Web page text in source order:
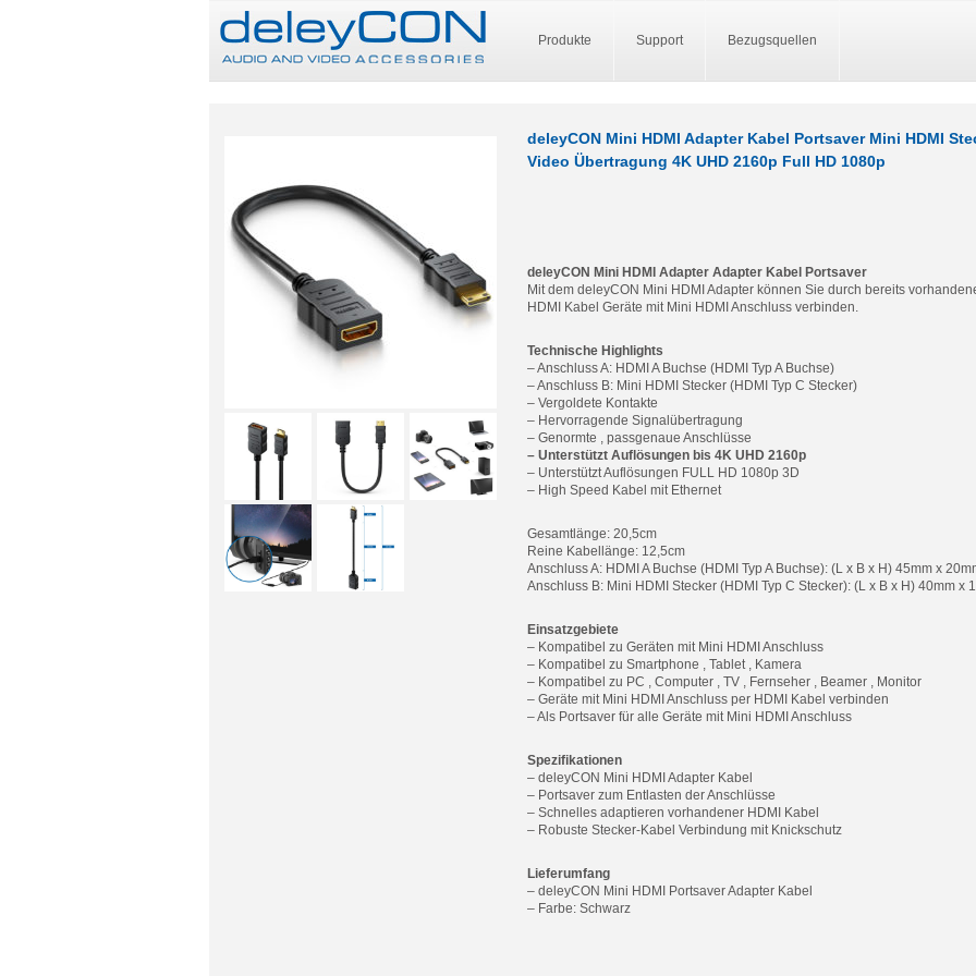
Produkte Support Bezugsquellen
deleyCON Mini HDMI Adapter Kabel Portsaver Mini HDMI
Video Übertragung 4K UHD 2160p Full HD 1080p
deleyCON Mini HDMI Adapter Adapter Kabel Portsaver
Mit dem deleyCON Mini HDMI Adapter können Sie durch bereits
HDMI Kabel Geräte mit Mini HDMI Anschluss verbinden.
Technische Highlights
– Anschluss A: HDMI A Buchse (HDMI Typ A Buchse)
– Anschluss B: Mini HDMI Stecker (HDMI Typ C Stecker)
– Vergoldete Kontakte
– Hervorragende Signalübertragung
– Genormte , passgenaue Anschlüsse
– Unterstützt Auflösungen bis 4K UHD 2160p
– Unterstützt Auflösungen FULL HD 1080p 3D
– High Speed Kabel mit Ethernet
Gesamtlänge: 20,5cm
Reine Kabellänge: 12,5cm
Anschluss A: HDMI A Buchse (HDMI Typ A Buchse): (L x B x H) 45mm x
Anschluss B: Mini HDMI Stecker (HDMI Typ C Stecker): (L x B x H) 40mm x
Einsatzgebiete
– Kompatibel zu Geräten mit Mini HDMI Anschluss
– Kompatibel zu Smartphone , Tablet , Kamera
– Kompatibel zu PC , Computer , TV , Fernseher , Beamer , Monitor
– Geräte mit Mini HDMI Anschluss per HDMI Kabel verbinden
– Als Portsaver für alle Geräte mit Mini HDMI Anschluss
Spezifikationen
– deleyCON Mini HDMI Adapter Kabel
– Portsaver zum Entlasten der Anschlüsse
– Schnelles adaptieren vorhandener HDMI Kabel
– Robuste Stecker-Kabel Verbindung mit Knickschutz
Lieferumfang
– deleyCON Mini HDMI Portsaver Adapter Kabel
– Farbe: Schwarz